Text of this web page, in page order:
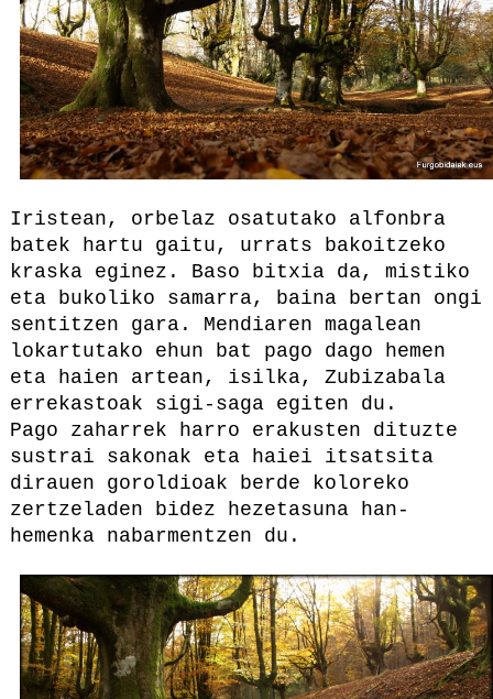
Iristean, orbelaz osatutako alfonbra
batek hartu gaitu, urrats bakoitzeko
kraska eginez. Baso bitxia da, mistiko
eta bukoliko samarra, baina bertan ongi
sentitzen gara. Mendiaren magalean
lokartutako ehun bat pago dago hemen
eta haien artean, isilka, Zubizabala
errekastoak sigi-saga egiten du.
Pago zaharrek harro erakusten dituzte
sustrai sakonak eta haiei itsatsita
dirauen goroldioak berde koloreko
zertzeladen bidez hezetasuna han-
hemenka nabarmentzen du.